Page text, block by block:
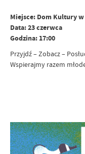
Miejsce: Dom Kultury
Data: 23 czerwca
Godzina: 17:00
Przyjdź – Zobacz –
Wspierajmy razem